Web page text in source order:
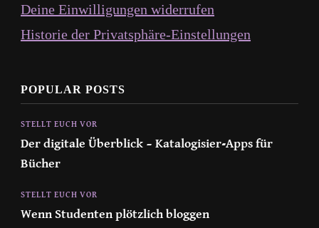
Deine Einwilligungen widerrufen
Historie der Privatsphäre-Einstellungen
POPULAR POSTS
STELLT EUCH VOR
Der digitale Überblick – Katalogisier-Apps für
Bücher
STELLT EUCH VOR
Wenn Studenten plötzlich bloggen